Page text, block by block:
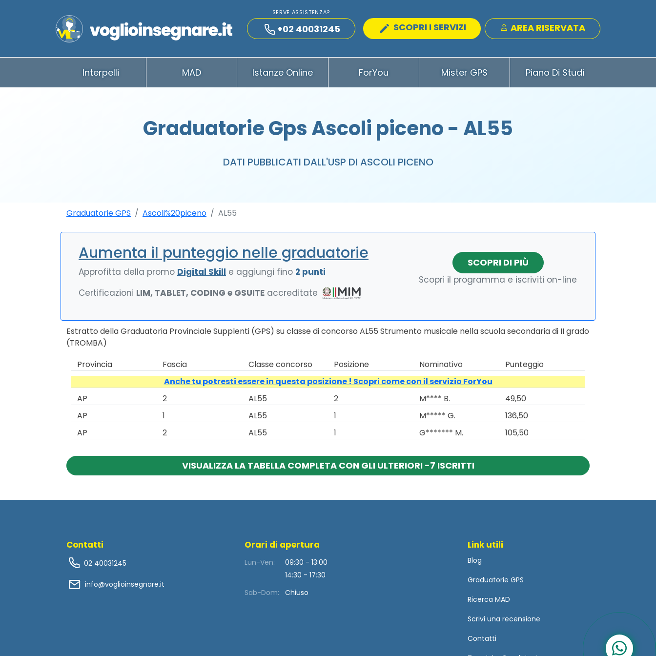
SERVE ASSISTENZA?
+02 40031245 SCOPRI I SERVIZI AREA RISERVATA
Interpelli MAD Istanze Online ForYou Mister GPS Piano Di Studi
Graduatorie Gps Ascoli piceno - AL55
DATI PUBBLICATI DALL'USP DI ASCOLI PICENO
Graduatorie GPS Ascoli%20piceno AL55
Aumenta il punteggio nelle graduatorie
Approfitta della promo Digital Skill e aggiungi fino 2 punti
Certificazioni LIM, TABLET, CODING e GSUITE accreditate
SCOPRI DI PIÙ
Scopri il programma e iscriviti on-line
Estratto della Graduatoria Provinciale Supplenti (GPS) su classe di concorso AL55 Strumento musicale nella scuola secondaria di II grado
(TROMBA)
Provincia
Fascia Classe concorso Posizione Nominativo
Punteggio
Anche tu potresti essere in questa posizione ! Scopri come con il servizio ForYou
AP
2 AL55 2 M**** B.
49,50
AP
1 AL55 1 M***** G.
136,50
AP
2 AL55 1 G******* M. 105,50
VISUALIZZA LA TABELLA COMPLETA CON GLI ULTERIORI -7 ISCRITTI
Contatti
02 40031245
info@voglioinsegnare.it
Orari di apertura
Lun-Ven:
09:30 - 13:00
14:30 - 17:30
Sab-Dom:
Chiuso
Link utili
Blog
Graduatorie GPS
Ricerca MAD
Scrivi una recensione
Contatti